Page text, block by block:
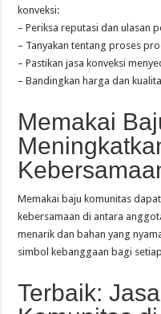
konveksi:
– Periksa reputasi dan ulasan
– Tanyakan tentang proses
– Pastikan jasa konveksi
– Bandingkan harga dan
Memakai
Memakai baju komunitas
kebersamaan di antara
menarik dan bahan yang
simbol kebanggaan bagi
Terbaik: